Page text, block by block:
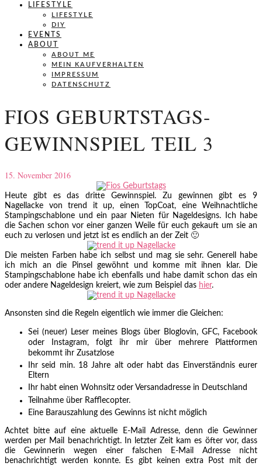
LIFESTYLE
LIFESTYLE
DIY
EVENTS
ABOUT
ABOUT ME
MEIN KAUFVERHALTEN
IMPRESSUM
DATENSCHUTZ
FIOS GEBURTSTAGS-
GEWINNSPIEL TEIL 3
15. November 2016
Heute gibt es das dritte Gewinnspiel. Zu gewinnen gibt es 9
Nagellacke von trend it up, einen TopCoat, eine Weihnachtliche
Stampingschablone und ein paar Nieten für Nageldesigns. Ich habe
die Sachen schon vor einer ganzen Weile für euch gekauft um sie an
euch zu verlosen und jetzt ist es endlich an der Zeit 🙂
Die meisten Farben habe ich selbst und mag sie sehr. Generell habe
ich mich an die Pinsel gewöhnt und komme mit ihnen klar. Die
Stampingschablone habe ich ebenfalls und habe damit schon das ein
oder andere Nageldesign kreiert, wie zum Beispiel das hier.
Ansonsten sind die Regeln eigentlich wie immer die Gleichen:
Sei (neuer) Leser meines Blogs über Bloglovin, GFC, Facebook
oder Instagram, folgt ihr mir über mehrere Plattformen
bekommt ihr Zusatzlose
Ihr seid min. 18 Jahre alt oder habt das Einverständnis eurer
Eltern
Ihr habt einen Wohnsitz oder Versandadresse in Deutschland
Teilnahme über Rafflecopter.
Eine Barauszahlung des Gewinns ist nicht möglich
Achtet bitte auf eine aktuelle E-Mail Adresse, denn die Gewinner
werden per Mail benachrichtigt. In letzter Zeit kam es öfter vor, dass
die Gewinnerin wegen einer falschen E-Mail Adresse nicht
benachrichtigt werden konnte. Es gibt keinen extra Post mit der